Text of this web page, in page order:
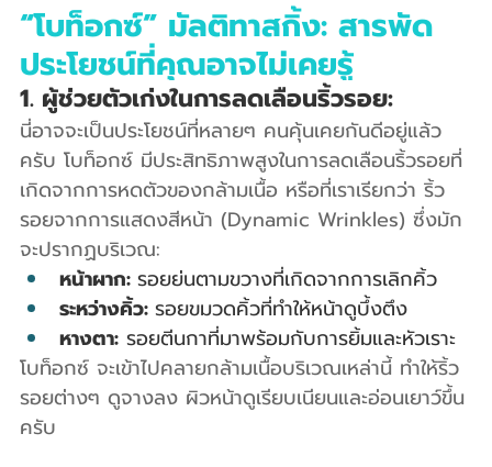
“โบท็อกซ์” มัลติทาสกิ้ง: สารพัด
ประโยชน์ที่คุณอาจไม่เคยรู้
1. ผู้ช่วยตัวเก่งในการลดเลือนริ้วรอย:
นี่อาจจะเป็นประโยชน์ที่หลายๆ คนคุ้นเคยกันดีอยู่แล้ว
ครับ โบท็อกซ์ มีประสิทธิภาพสูงในการลดเลือนริ้วรอยที่
เกิดจากการหดตัวของกล้ามเนื้อ หรือที่เราเรียกว่า ริ้ว
รอยจากการแสดงสีหน้า (Dynamic Wrinkles) ซึ่งมัก
จะปรากฏบริเวณ:
หน้าผาก: รอยย่นตามขวางที่เกิดจากการเลิกคิ้ว
ระหว่างคิ้ว: รอยขมวดคิ้วที่ทำให้หน้าดูบึ้งตึง
หางตา: รอยตีนกาที่มาพร้อมกับการยิ้มและหัวเราะ
โบท็อกซ์ จะเข้าไปคลายกล้ามเนื้อบริเวณเหล่านี้ ทำให้ริ้ว
รอยต่างๆ ดูจางลง ผิวหน้าดูเรียบเนียนและอ่อนเยาว์ขึ้น
ครับ